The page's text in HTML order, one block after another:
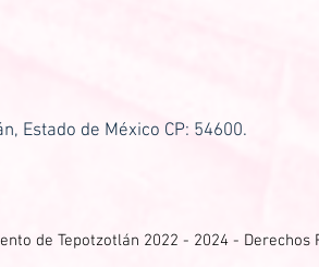
Estado de México CP: 54600.
de Tepotzotlán 2022 - 2024 - Derechos